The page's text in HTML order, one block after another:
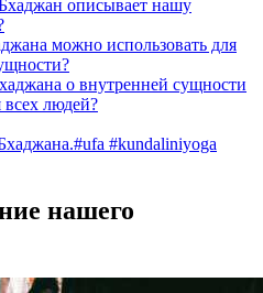
описывает нашу
можно использовать для
о внутренней сущности
людей?
#kundaliniyoga
нашего